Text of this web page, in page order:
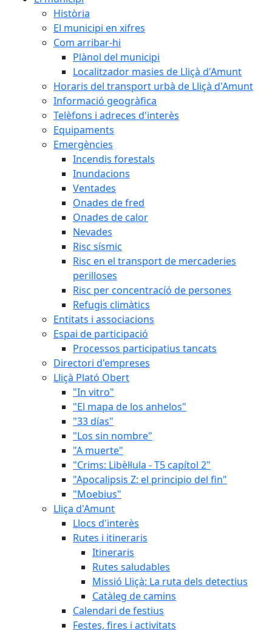
Història
El municipi en xifres
Com arribar-hi
Plànol del municipi
Localitzador masies de Lliçà d'Amunt
Horaris del transport urbà de Lliçà d'Amunt
Informació geogràfica
Telèfons i adreces d'interès
Equipaments
Emergències
Incendis forestals
Inundacions
Ventades
Onades de fred
Onades de calor
Nevades
Risc sísmic
Risc en el transport de mercaderies
perilloses
Risc per concentracíó de persones
Refugis climàtics
Entitats i associacions
Espai de participació
Processos participatius tancats
Directori d'empreses
Lliçà Plató Obert
"In vitro"
"El mapa de los anhelos"
"33 días"
"Los sin nombre"
"A muerte"
"Crims: Libèl·lula - T5 capítol 2"
"Apocalipsis Z: el principio del fin"
"Moebius"
Lliça d'Amunt
Llocs d'interès
Rutes i itineraris
Itineraris
Rutes saludables
Missió Lliçà: La ruta dels detectius
Catàleg de camins
Calendari de festius
Festes, fires i activitats